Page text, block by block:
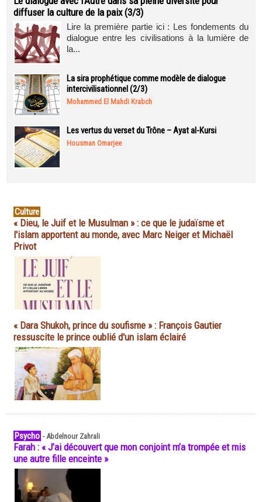
diffuser la culture de la paix (3/3)
Lire la première partie ici : Les fondements du
dialogue entre les civilisations à la lumière de
la...
La sira prophétique comme modèle de dialogue
intercivilisationnel (2/3)
Mohammed El Mahdi Krabch
Les vertus du verset du Trône – Ayat al-Kursi
Housman Omarjee
Culture
« Dieu, le Juif et le Musulman » : ce que le judaïsme et
l'islam apportent au monde, avec Marc Neiger et Michaël
Privot
« Dara Shukoh, prince du soufisme » : François Gautier
ressuscite le prince oublié d'un islam éclairé
Psycho -Abdelnour Zahrali
Farah : « J’ai découvert que mon conjoint m’a trompée et mis
une autre fille enceinte »